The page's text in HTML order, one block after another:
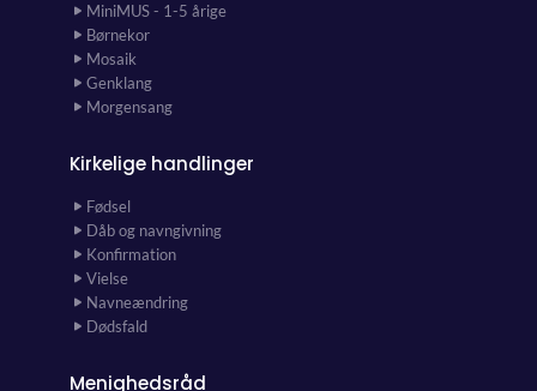
MiniMUS - 1-5 årige
Børnekor
Mosaik
Genklang
Morgensang
Kirkelige handlinger
Fødsel
Dåb og navngivning
Konfirmation
Vielse
Navneændring
Dødsfald
Menighedsråd